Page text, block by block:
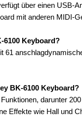
über einen USB-
mit anderen MIDI-
6100 Keyboard?
BK-6100 Keyboard?
darunter
Effekte wie Hall und